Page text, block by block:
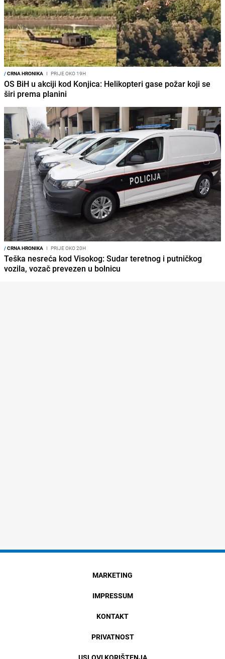
/CRNA HRONIKA I PRIJE OKO 19H
OS BiH u akciji kod Konjica: Helikopteri gase požar koji se
širi prema planini
/CRNA HRONIKA I PRIJE OKO 20H
Teška nesreća kod Visokog: Sudar teretnog i putničkog
vozila, vozač prevezen u bolnicu
MARKETING
IMPRESSUM
KONTAKT
PRIVATNOST